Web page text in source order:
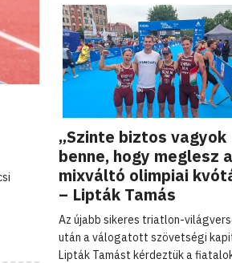
„Szinte biztos vagyok
benne, hogy meglesz a
mixváltó olimpiai
– Lipták Tamás
Az újabb sikeres triatlon-
után a válogatott szövetségi
Lipták Tamást kérdeztük a